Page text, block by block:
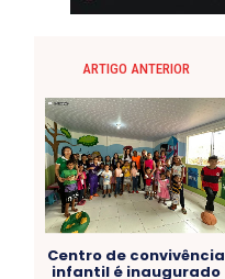
ARTIGO ANTERIOR
Centro de convivência
infantil é inaugurado